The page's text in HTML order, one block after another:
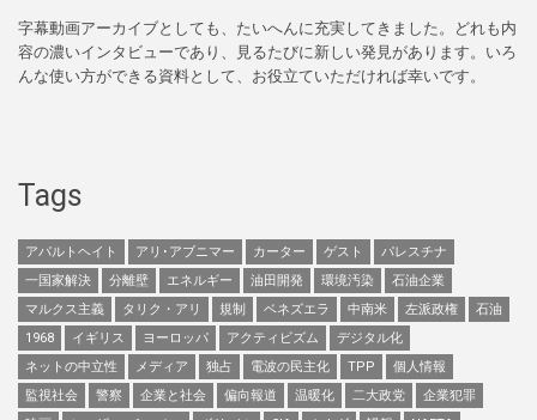
字幕動画アーカイブとしても、たいへんに充実してきました。どれも内
容の濃いインタビューであり、見るたびに新しい発見があります。いろ
んな使い方ができる資料として、お役立ていただければ幸いです。
Tags
アパルトヘイト アリ･アブニマー カーター ゲスト
パレスチナ
一国家解決
分離壁 エネルギー 油田開発 環境汚染
石油企業
マルクス主義
タリク・アリ 規制 ベネズエラ 中南米 左派政権
石油
1968
イギリス ヨーロッパ アクティビズム
デジタル化
ネットの中立性
メディア 独占 電波の民主化 TPP
個人情報
監視社会
警察 企業と社会 偏向報道 温暖化 二大政党
企業犯罪